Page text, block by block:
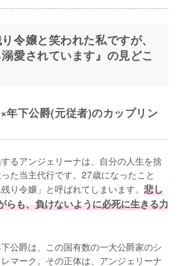
令嬢と笑われた私ですが、
愛されています』の見どこ
年下公爵(元従者)のカップリン
るアンジェリーナは、自分の人生を捨
た当主代行です。27歳になったこと
り令嬢」と呼ばれてしまいます。 悲し
らも、負けないように必死に生きる力
公爵は、この国有数の一大公爵家のシ
マーク。その正体は、アンジェリーナ